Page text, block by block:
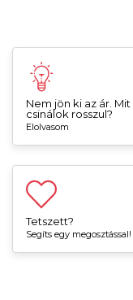
Nem jön ki az ár. Mit
csinálok rosszul?
Elolvasom
Tetszett?
Segíts egy megosztással!